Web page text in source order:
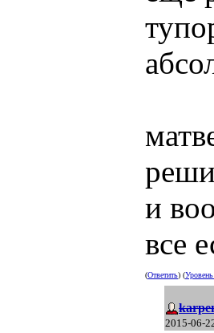
они
Так
и
все
(Ответить) (
2015-06-